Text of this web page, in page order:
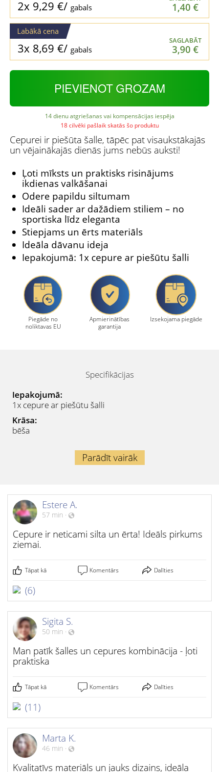
2x 9,29 €/ gabals 1,40 €
Labākā cena
3x 8,69 €/ gabals
SAGLABĀT
3,90 €
PIEVIENOT GROZAM
14 dienu atgriešanas vai kompensācijas iespēja
18 cilvēki pašlaik skatās šo produktu
Cepurei ir piešūta šalle, tāpēc pat visaukstākajās
un vējainākajās dienās jums nebūs auksti!
Ļoti mīksts un praktisks risinājums
ikdienas valkāšanai
Odere papildu siltumam
Ideāli sader ar dažādiem stiliem – no
sportiska līdz eleganta
Stiepjams un ērts materiāls
Ideāla dāvanu ideja
Iepakojumā: 1x cepure ar piešūtu šalli
Piegāde no
noliktavas EU
Apmierinātības
garantija
Izsekojama piegāde
Specifikācijas
Iepakojumā:
1x cepure ar piešūtu šalli
Krāsa:
bēša
Parādīt vairāk
Estere A.
57 min ·
Cepure ir neticami silta un ērta! Ideāls pirkums
ziemai.
Tāpat kā Komentārs Dalīties
(6)
Sigita S.
50 min ·
Man patīk šalles un cepures kombinācija - ļoti
praktiska
Tāpat kā Komentārs Dalīties
(11)
Marta K.
46 min ·
Kvalitatīvs materiāls un jauks dizains, ideāla